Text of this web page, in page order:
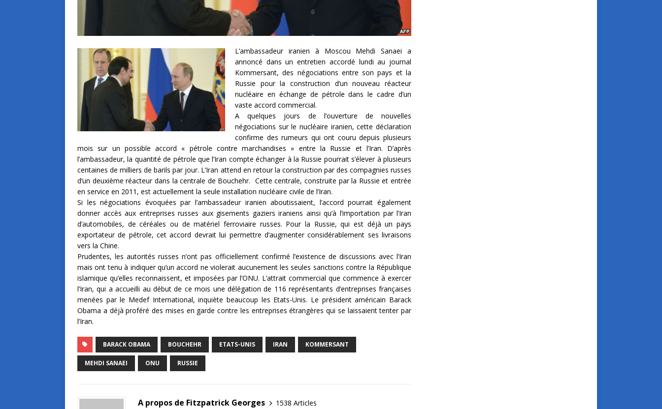
L’ambassadeur iranien à Moscou Mehdi Sanaei a
annoncé dans un entretien accordé lundi au journal
Kommersant, des négociations entre son pays et la
Russie pour la construction d’un nouveau réacteur
nucléaire en échange de pétrole dans le cadre d’un
vaste accord commercial.
A quelques jours de l’ouverture de nouvelles
négociations sur le nucléaire iranien, cette déclaration
confirme des rumeurs qui ont couru depuis plusieurs
mois sur un possible accord « pétrole contre marchandises » entre la Russie et l’Iran. D’après
l’ambassadeur, la quantité de pétrole que l’Iran compte échanger à la Russie pourrait s’élever à plusieurs
centaines de milliers de barils par jour. L’Iran attend en retour la construction par des compagnies russes
d’un deuxième réacteur dans la centrale de Bouchehr. Cette centrale, construite par la Russie et entrée
en service en 2011, est actuellement la seule installation nucléaire civile de l’Iran.
Si les négociations évoquées par l’ambassadeur iranien aboutissaient, l’accord pourrait également
donner accès aux entreprises russes aux gisements gaziers iraniens ainsi qu’à l’importation par l’Iran
d’automobiles, de céréales ou de matériel ferroviaire russes. Pour la Russie, qui est déjà un pays
exportateur de pétrole, cet accord devrait lui permettre d’augmenter considérablement ses livraisons
vers la Chine.
Prudentes, les autorités russes n’ont pas officiellement confirmé l’existence de discussions avec l’Iran
mais ont tenu à indiquer qu’un accord ne violerait aucunement les seules sanctions contre la République
islamique qu’elles reconnaissent, et imposées par l’ONU. L’attrait commercial que commence à exercer
l’Iran, qui a accueilli au début de ce mois une délégation de 116 représentants d’entreprises françaises
menées par le Medef International, inquiète beaucoup les Etats-Unis. Le président américain Barack
Obama a déjà proféré des mises en garde contre les entreprises étrangères qui se laissaient tenter par
l’Iran.
BARACK OBAMA BOUCHEHR ETATS-UNIS IRAN KOMMERSANT
MEHDI SANAEI ONU RUSSIE
A propos de Fitzpatrick Georges
1538 Articles